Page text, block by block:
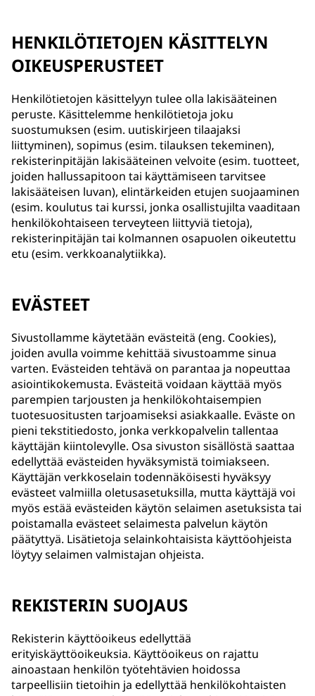
HENKILÖTIETOJEN KÄSITTELYN
OIKEUSPERUSTEET
Henkilötietojen käsittelyyn tulee olla lakisääteinen
peruste. Käsittelemme henkilötietoja joku
suostumuksen (esim. uutiskirjeen tilaajaksi
liittyminen), sopimus (esim. tilauksen tekeminen),
rekisterinpitäjän lakisääteinen velvoite (esim. tuotteet,
joiden hallussapitoon tai käyttämiseen tarvitsee
lakisääteisen luvan), elintärkeiden etujen suojaaminen
(esim. koulutus tai kurssi, jonka osallistujilta vaaditaan
henkilökohtaiseen terveyteen liittyviä tietoja),
rekisterinpitäjän tai kolmannen osapuolen oikeutettu
etu (esim. verkkoanalytiikka).
EVÄSTEET
Sivustollamme käytetään evästeitä (eng. Cookies),
joiden avulla voimme kehittää sivustoamme sinua
varten. Evästeiden tehtävä on parantaa ja nopeuttaa
asiointikokemusta. Evästeitä voidaan käyttää myös
parempien tarjousten ja henkilökohtaisempien
tuotesuositusten tarjoamiseksi asiakkaalle. Eväste on
pieni tekstitiedosto, jonka verkkopalvelin tallentaa
käyttäjän kiintolevylle. Osa sivuston sisällöstä saattaa
edellyttää evästeiden hyväksymistä toimiakseen.
Käyttäjän verkkoselain todennäköisesti hyväksyy
evästeet valmiilla oletusasetuksilla, mutta käyttäjä voi
myös estää evästeiden käytön selaimen asetuksista tai
poistamalla evästeet selaimesta palvelun käytön
päätyttyä. Lisätietoja selainkohtaisista käyttöohjeista
löytyy selaimen valmistajan ohjeista.
REKISTERIN SUOJAUS
Rekisterin käyttöoikeus edellyttää
erityiskäyttöoikeuksia. Käyttöoikeus on rajattu
ainoastaan henkilön työtehtävien hoidossa
tarpeellisiin tietoihin ja edellyttää henkilökohtaisten